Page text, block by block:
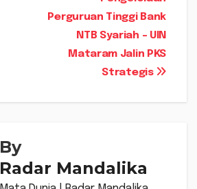
Perguruan Tinggi Bank
NTB Syariah – UIN
Mataram Jalin PKS
Strategis
By
Radar Mandalika